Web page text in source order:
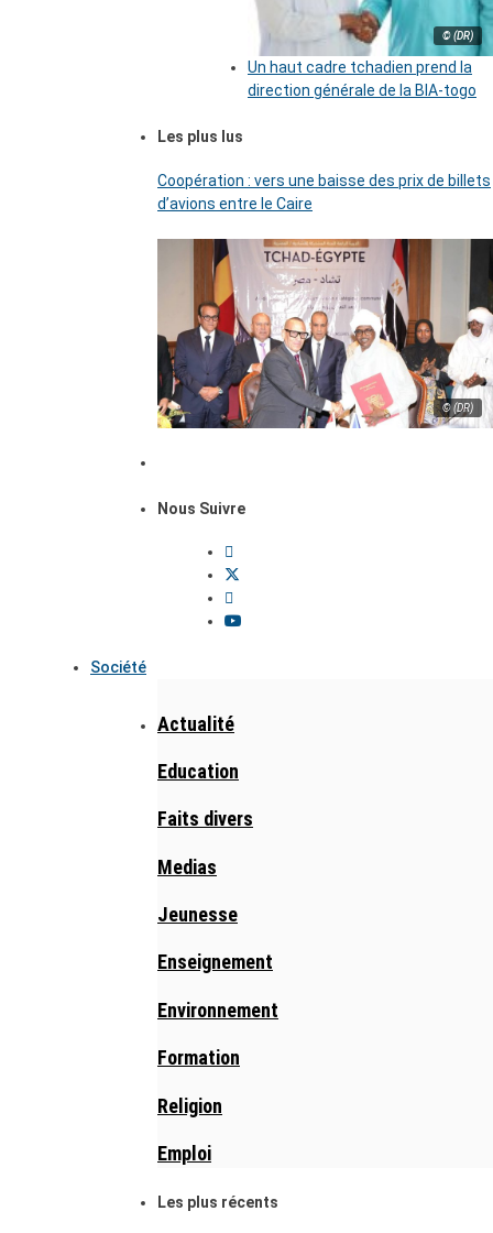
© (DR)
Un haut cadre tchadien prend la
direction générale de la BIA-togo
Les plus lus
Coopération : vers une baisse des prix de billets
d’avions entre le Caire
© (DR)
Nous Suivre
Société
Actualité
Education
Faits divers
Medias
Jeunesse
Enseignement
Environnement
Formation
Religion
Emploi
Les plus récents